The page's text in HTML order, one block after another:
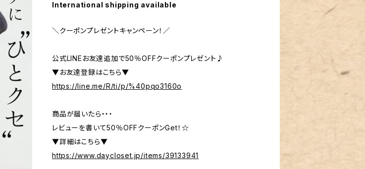
International shipping available
＼クーポンプレゼントキャンペーン！／
公式LINEお友達追加で50％OFFクーポンプレゼント♪
▼お友達登録はこちら▼
https://line.me/R/ti/p/%40pqo3160o
商品が届いたら・・・
レビューを書いて50％OFFクーポンGet！☆
▼詳細はこちら▼
https://www.daycloset.jp/items/39133941